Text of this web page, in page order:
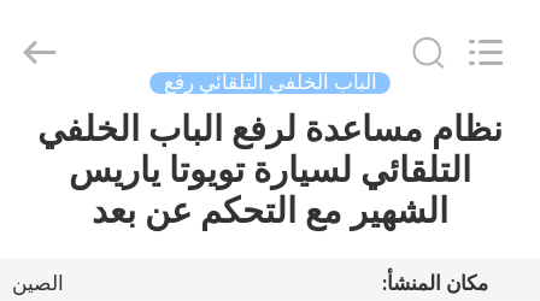
منزل،
Technology
Reserved.
الباب الخلفي التلقائي رفع
نظام مساعدة لرفع الباب الخلفي
التلقائي لسيارة تويوتا ياريس
الشهير مع التحكم عن بعد
مكان المنشأ:
الصين